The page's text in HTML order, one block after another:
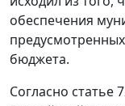
обеспечения
бюджета.
Согласно статье